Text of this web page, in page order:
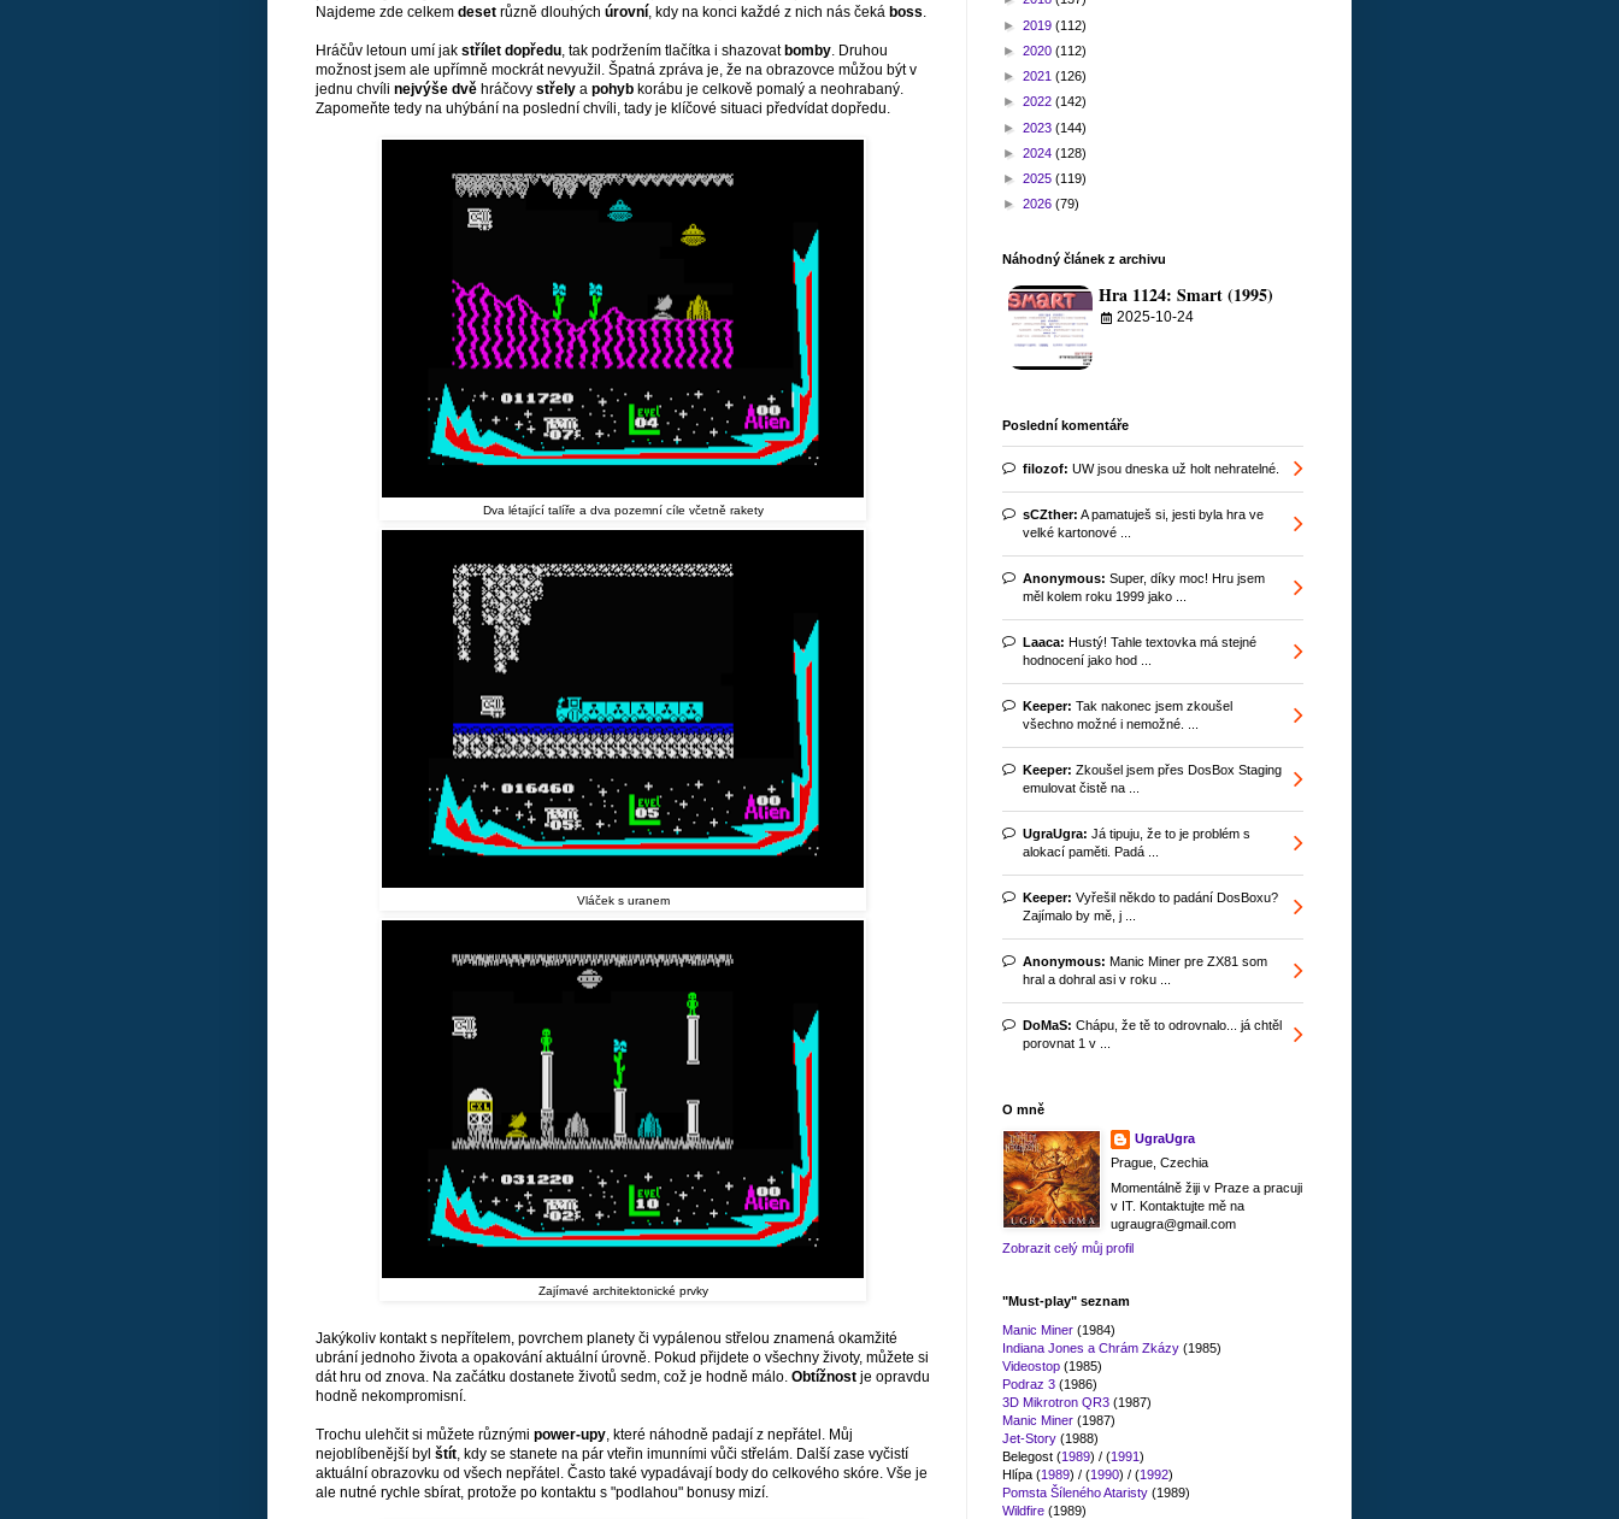
Najdeme zde celkem deset různě dlouhých úrovní, kdy na konci každé z nich nás čeká boss.
Hráčův letoun umí jak střílet dopředu, tak podržením tlačítka i shazovat bomby. Druhou
možnost jsem ale upřímně mockrát nevyužil. Špatná zpráva je, že na obrazovce můžou být v
jednu chvíli nejvýše dvě hráčovy střely a pohyb korábu je celkově pomalý a neohrabaný.
Zapomeňte tedy na uhýbání na poslední chvíli, tady je klíčové situaci předvídat dopředu.
Dva létající talíře a dva pozemní cíle včetně rakety
Vláček s uranem
Zajímavé architektonické prvky
Jakýkoliv kontakt s nepřítelem, povrchem planety či vypálenou střelou znamená okamžité
ubrání jednoho života a opakování aktuální úrovně. Pokud přijdete o všechny životy, můžete si
dát hru od znova. Na začátku dostanete životů sedm, což je hodně málo. Obtížnost je opravdu
hodně nekompromisní.
Trochu ulehčit si můžete různými power-upy , které náhodně padají z nepřátel. Můj
nejoblíbenější byl štít , kdy se stanete na pár vteřin imunními vůči střelám. Další zase vyčistí
aktuální obrazovku od všech nepřátel. Často také vypadávají body do celkového skóre. Vše je
ale nutné rychle sbírat, protože po kontaktu s "podlahou" bonusy mizí.
► 2019 (112)
► 2020 (112)
► 2021 (126)
► 2022 (142)
► 2023 (144)
► 2024 (128)
► 2025 (119)
► 2026 (79)
Náhodný článek z archivu
Hra 1124: Smart (1995)
2025-10-24
Poslední komentáře
filozof: UW jsou dneska už holt nehratelné.
sCZther: A pamatuješ si, jesti byla hra ve
velké kartonové ...
Anonymous: Super, díky moc! Hru jsem
měl kolem roku 1999 jako ...
Laaca: Hustý! Tahle textovka má stejné
hodnocení jako hod ...
Keeper: Tak nakonec jsem zkoušel
všechno možné i nemožné. ...
Keeper: Zkoušel jsem přes DosBox Staging
emulovat čistě na ...
UgraUgra: Já tipuju, že to je problém s
alokací paměti. Padá ...
Keeper: Vyřešil někdo to padání DosBoxu?
Zajímalo by mě, j ...
Anonymous: Manic Miner pre ZX81 som
hral a dohral asi v roku ...
DoMaS: Chápu, že tě to odrovnalo... já chtěl
porovnat 1 v ...
O mně
UgraUgra
Prague, Czechia
Momentálně žiji v Praze a pracuji
v IT. Kontaktujte mě na
ugraugra@gmail.com
Zobrazit celý můj profil
"Must-play" seznam
Manic Miner (1984)
Indiana Jones a Chrám Zkázy (1985)
Videostop (1985)
Podraz 3 (1986)
3D Mikrotron QR3 (1987)
Manic Miner (1987)
Jet-Story (1988)
Belegost (1989) / (1991)
Hlípa (1989) / (1990) / (1992)
Pomsta Šíleného Ataristy (1989)
Wildfire (1989)